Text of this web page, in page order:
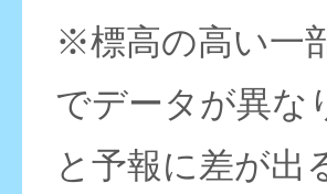
※標高の高い一
でデータが異な
と予報に差が出